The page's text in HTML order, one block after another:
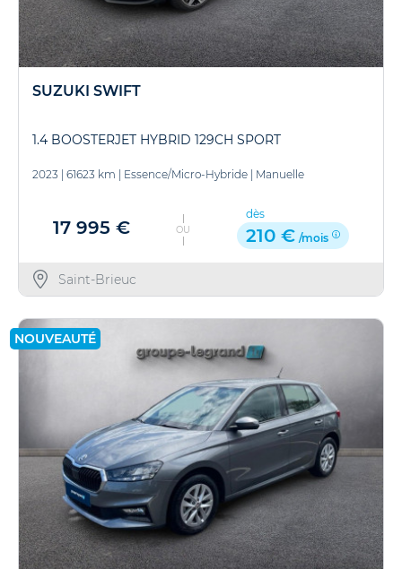
SUZUKI SWIFT
1.4 BOOSTERJET HYBRID 129CH SPORT
2023 | 61623 km | Essence/Micro-Hybride | Manuelle
17 995 € OU
dès
210 € /mois
Saint-Brieuc
NOUVEAUTÉ